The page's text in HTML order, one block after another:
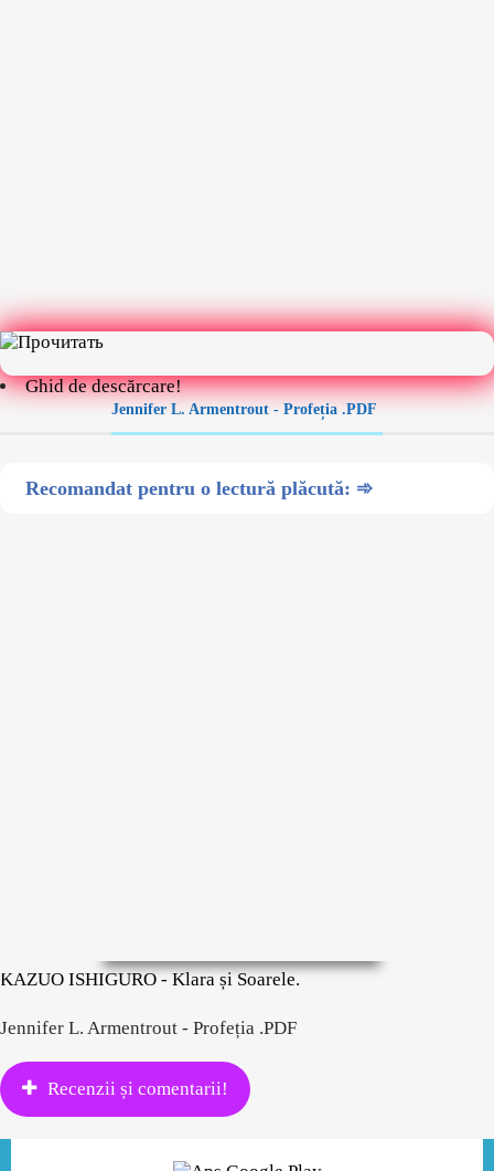
Ghid de descărcare!
Jennifer L. Armentrout - Profeția .PDF
Recomandat pentru o lectură plăcută: ➾
KAZUO ISHIGURO - Klara și Soarele.
Jennifer L. Armentrout - Profeția .PDF
Recenzii și comentarii!